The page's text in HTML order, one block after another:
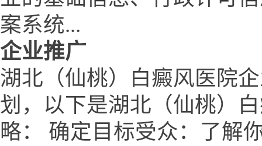
案系统...
企业推广
湖北（仙桃）白癜风医院
划，以下是湖北（仙桃）
略： 确定目标受众：了解